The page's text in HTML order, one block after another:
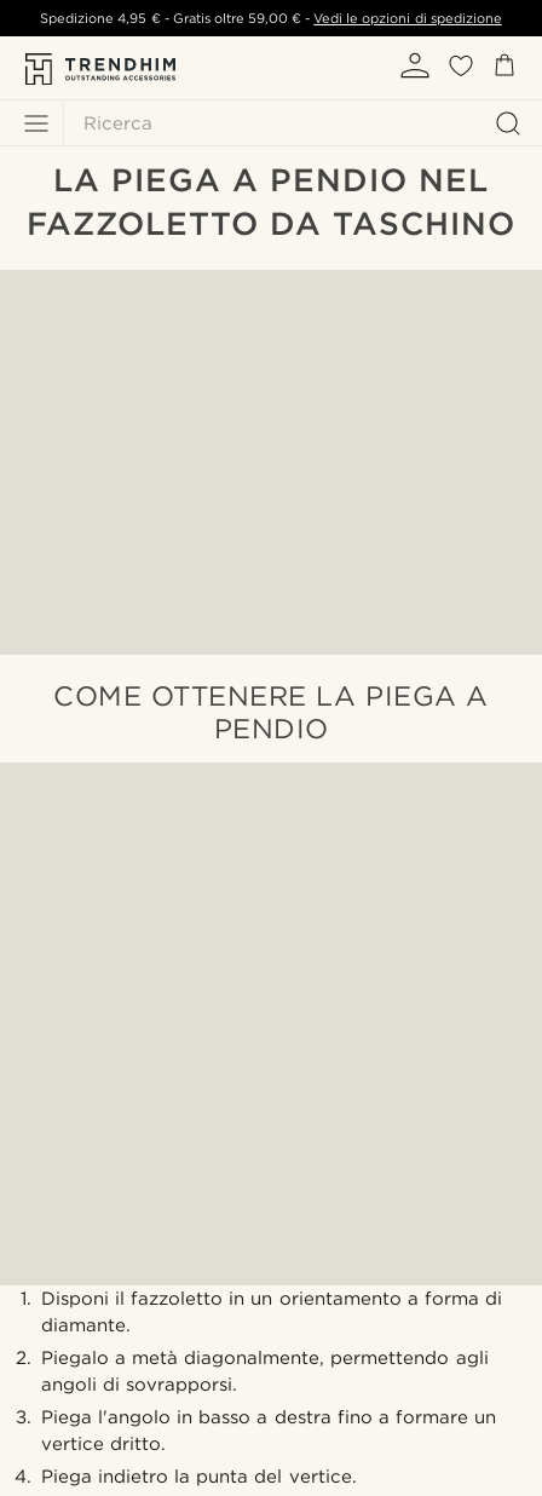
Ricerca
Spedizione4,95 €- Gratis oltre 59,00 € -Vedi le opzioni di spedizione
LA PIEGA A PENDIO NEL
FAZZOLETTO DA TASCHINO
COME OTTENERE LA PIEGA A
PENDIO
Disponi il fazzoletto in un orientamento a forma di
diamante.
Piegalo a metà diagonalmente, permettendo agli
angoli di sovrapporsi.
Piega l'angolo in basso a destra fino a formare un
vertice dritto.
Piega indietro la punta del vertice.